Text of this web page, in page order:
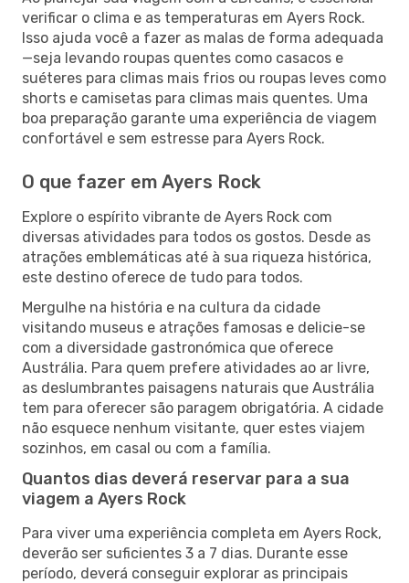
verificar o clima e as temperaturas em Ayers Rock.
Isso ajuda você a fazer as malas de forma adequada
—seja levando roupas quentes como casacos e
suéteres para climas mais frios ou roupas leves como
shorts e camisetas para climas mais quentes. Uma
boa preparação garante uma experiência de viagem
confortável e sem estresse para Ayers Rock.
O que fazer em Ayers Rock
Explore o espírito vibrante de Ayers Rock com
diversas atividades para todos os gostos. Desde as
atrações emblemáticas até à sua riqueza histórica,
este destino oferece de tudo para todos.
Mergulhe na história e na cultura da cidade
visitando museus e atrações famosas e delicie-se
com a diversidade gastronómica que oferece
Austrália. Para quem prefere atividades ao ar livre,
as deslumbrantes paisagens naturais que Austrália
tem para oferecer são paragem obrigatória. A cidade
não esquece nenhum visitante, quer estes viajem
sozinhos, em casal ou com a família.
Quantos dias deverá reservar para a sua
viagem a Ayers Rock
Para viver uma experiência completa em Ayers Rock,
deverão ser suficientes 3 a 7 dias. Durante esse
período, deverá conseguir explorar as principais